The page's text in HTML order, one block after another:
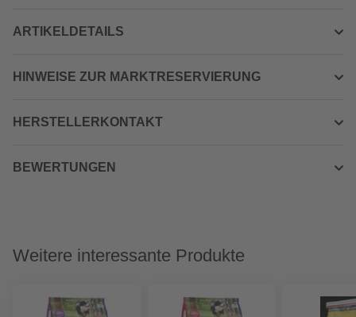
ARTIKELDETAILS
HINWEISE ZUR MARKTRESERVIERUNG
HERSTELLERKONTAKT
BEWERTUNGEN
Weitere interessante Produkte